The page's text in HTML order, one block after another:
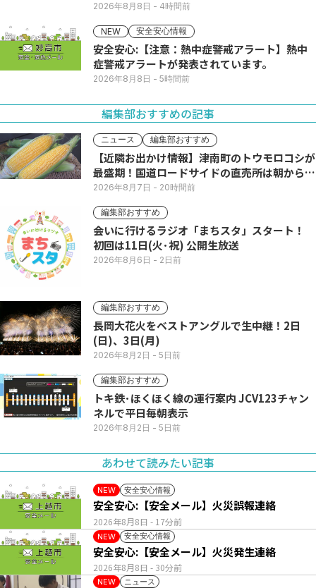
2026年8月8日 - 4時間前
NEW 安全安心情報
安全安心:【注意：熱中症警戒アラート】熱中
症警戒アラートが発表されています。
2026年8月8日 - 5時間前
編集部おすすめの記事
ニュース 編集部おすすめ
【近隣お出かけ情報】津南町のトウモロコシが
最盛期！国道ロードサイドの直売所は朝から長
い列
2026年8月7日 - 20時間前
編集部おすすめ
会いに行けるラジオ「まちスタ」スタート！
初回は11日(火･祝) 公開生放送
2026年8月6日 - 2日前
編集部おすすめ
長岡大花火をベストアングルで生中継！2日
(日)、3日(月)
2026年8月2日 - 5日前
編集部おすすめ
トキ鉄･ほくほく線の運行案内 JCV123チャン
ネルで平日毎朝表示
2026年8月2日 - 5日前
あわせて読みたい記事
NEW 安全安心情報
2026年8月8日 - 17分前
安全安心:【安全メール】火災誤報連絡
NEW 安全安心情報
2026年8月8日 - 30分前
安全安心:【安全メール】火災発生連絡
NEW ニュース